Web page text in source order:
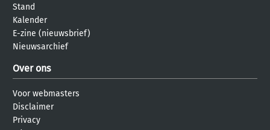
Stand
Kalender
E-zine (nieuwsbrief)
Nieuwsarchief
Over ons
Voor webmasters
Disclaimer
Privacy